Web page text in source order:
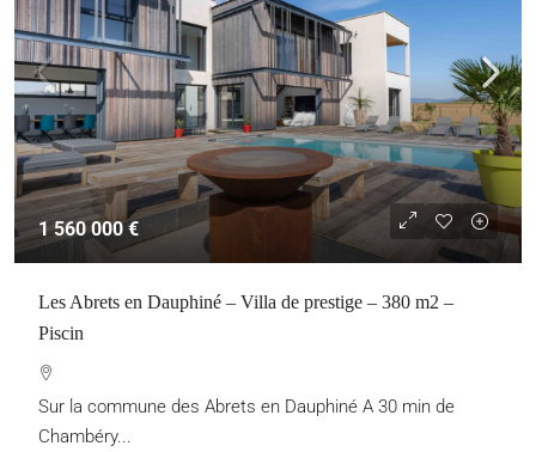
1 560 000 €
Les Abrets en Dauphiné – Villa de prestige – 380 m2 –
Piscin
Sur la commune des Abrets en Dauphiné A 30 min de
Chambéry...